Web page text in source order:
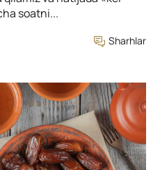
soatni...
Sharhlar